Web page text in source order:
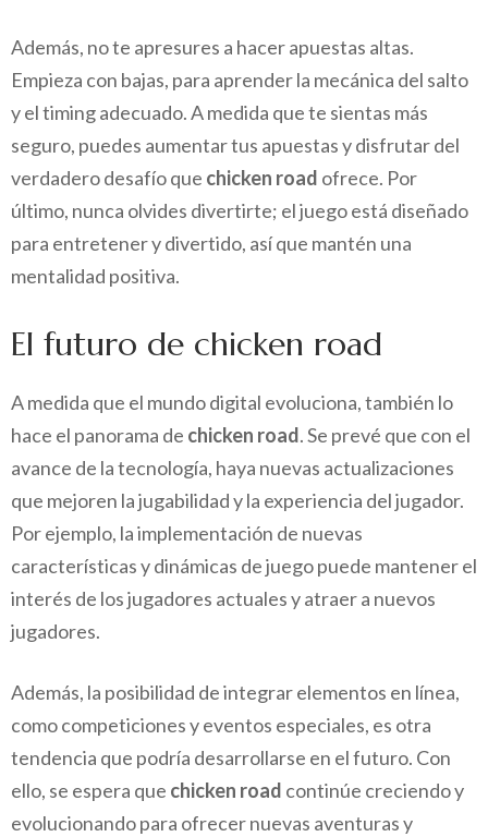
Además, no te apresures a hacer apuestas altas.
Empieza con bajas, para aprender la mecánica del salto
y el timing adecuado. A medida que te sientas más
seguro, puedes aumentar tus apuestas y disfrutar del
verdadero desafío que chicken road ofrece. Por
último, nunca olvides divertirte; el juego está diseñado
para entretener y divertido, así que mantén una
mentalidad positiva.
El futuro de chicken road
A medida que el mundo digital evoluciona, también lo
hace el panorama de chicken road. Se prevé que con el
avance de la tecnología, haya nuevas actualizaciones
que mejoren la jugabilidad y la experiencia del jugador.
Por ejemplo, la implementación de nuevas
características y dinámicas de juego puede mantener el
interés de los jugadores actuales y atraer a nuevos
jugadores.
Además, la posibilidad de integrar elementos en línea,
como competiciones y eventos especiales, es otra
tendencia que podría desarrollarse en el futuro. Con
ello, se espera que chicken road continúe creciendo y
evolucionando para ofrecer nuevas aventuras y